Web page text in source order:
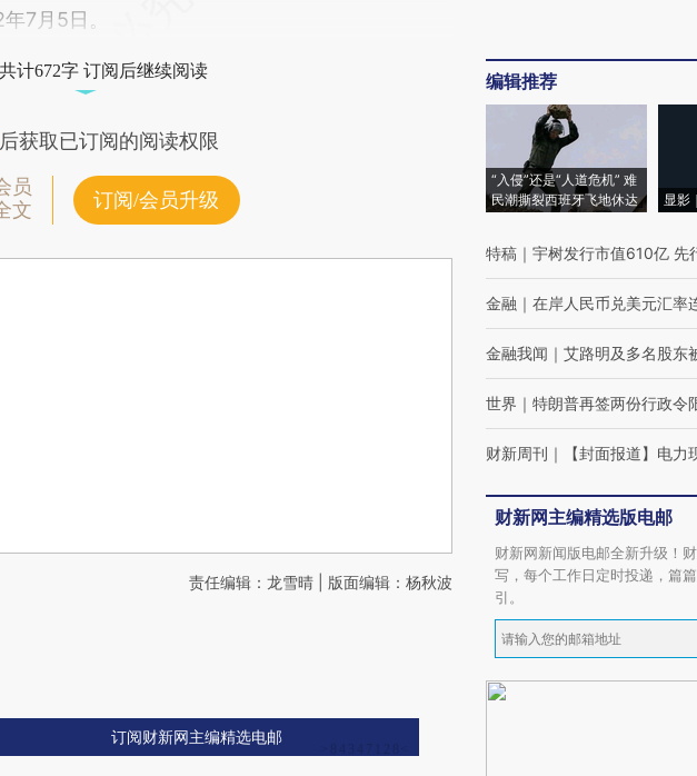
7月5日。
计672字 订阅后继续阅读
获取已订阅的阅读权限
员
文
订阅/会员升级
责任编辑：龙雪晴 | 版面编辑：杨秋波
订阅财新网主编精选电邮
编辑推荐
“入侵”还是“人道危机” 难
民潮撕裂西班牙飞地休达
显影
特稿 ｜ 宇树发行市值610亿 先
金融 ｜ 在岸人民币兑美元汇率
金融我闻 ｜ 艾路明及多名股东
世界 ｜ 特朗普再签两份行政令
财新周刊 ｜ 【封面报道】电
财新网主编精选版电邮
财新网新闻版电邮全新升级！
写，每个工作日定时投递，篇
引。